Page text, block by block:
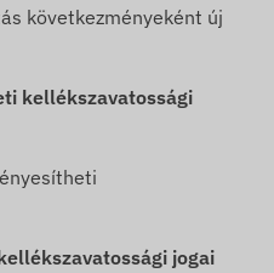
következményeként új
kellékszavatossági
jogai